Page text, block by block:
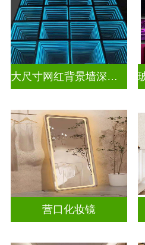
大尺寸网红背景墙深渊镜
营口化妆镜